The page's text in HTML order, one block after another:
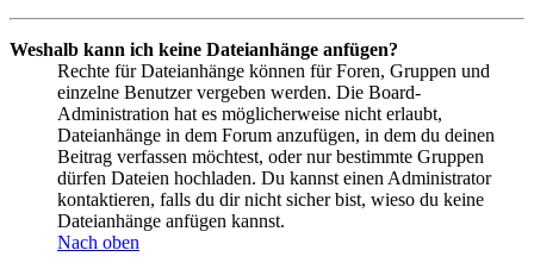
Weshalb kann ich keine Dateianhänge anfügen?
Rechte für Dateianhänge können für Foren, Gruppen und
einzelne Benutzer vergeben werden. Die Board-
Administration hat es möglicherweise nicht erlaubt,
Dateianhänge in dem Forum anzufügen, in dem du deinen
Beitrag verfassen möchtest, oder nur bestimmte Gruppen
dürfen Dateien hochladen. Du kannst einen Administrator
kontaktieren, falls du dir nicht sicher bist, wieso du keine
Dateianhänge anfügen kannst.
Nach oben